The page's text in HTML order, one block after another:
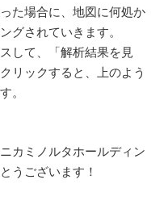
た場合に、地図に何処か
グされていきます。
して、「解析結果を見
リックすると、上のよう
。
カミノルタホールディン
うございます！